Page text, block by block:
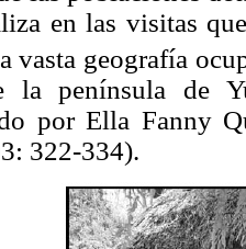
en las visitas
vasta geografía
la península de
por Ella Fanny
322-334).